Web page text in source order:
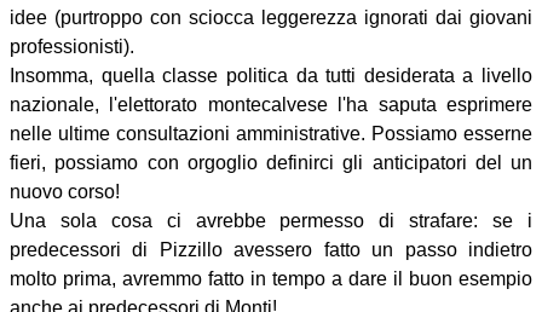
idee (purtroppo con sciocca leggerezza ignorati dai giovani
professionisti).
Insomma, quella classe politica da tutti desiderata a livello
nazionale, l'elettorato montecalvese l'ha saputa esprimere
nelle ultime consultazioni amministrative. Possiamo esserne
fieri, possiamo con orgoglio definirci gli anticipatori del un
nuovo corso!
Una sola cosa ci avrebbe permesso di strafare: se i
predecessori di Pizzillo avessero fatto un passo indietro
molto prima, avremmo fatto in tempo a dare il buon esempio
anche ai predecessori di Monti!